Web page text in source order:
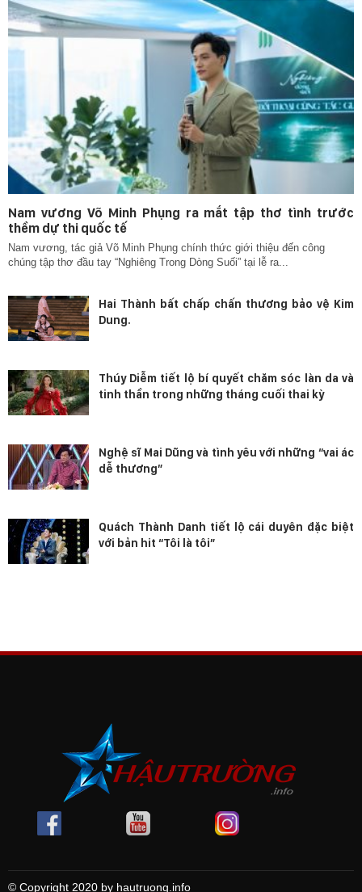
Nam vương Võ Minh Phụng ra mắt tập thơ tình trước
thềm dự thi quốc tế
Nam vương, tác giả Võ Minh Phụng chính thức giới thiệu đến công
chúng tập thơ đầu tay “Nghiêng Trong Dòng Suối” tại lễ ra...
Hai Thành bất chấp chấn thương bảo vệ Kim
Dung.
Thúy Diễm tiết lộ bí quyết chăm sóc làn da và
tinh thần trong những tháng cuối thai kỳ
Nghệ sĩ Mai Dũng và tình yêu với những “vai ác
dễ thương”
Quách Thành Danh tiết lộ cái duyên đặc biệt
với bản hit “Tôi là tôi”
© Copyright 2020 by hautruong.info